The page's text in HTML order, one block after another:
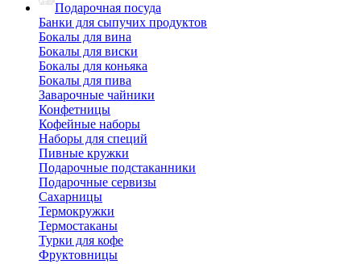
Подарочная посуда
Банки для сыпучих продуктов
Бокалы для вина
Бокалы для виски
Бокалы для коньяка
Бокалы для пива
Заварочные чайники
Конфетницы
Кофейные наборы
Наборы для специй
Пивные кружки
Подарочные подстаканники
Подарочные сервизы
Сахарницы
Термокружки
Термостаканы
Турки для кофе
Фруктовницы